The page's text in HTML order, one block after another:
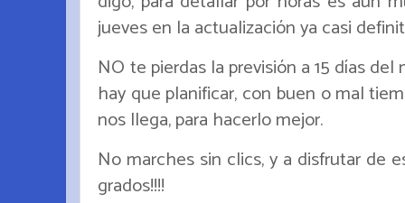
jueves en la actualización ya casi
NO te pierdas la previsión a 15 días
hay que planificar, con buen o mal
nos llega, para hacerlo mejor.
No marches sin clics, y a disfrutar de
grados!!!!